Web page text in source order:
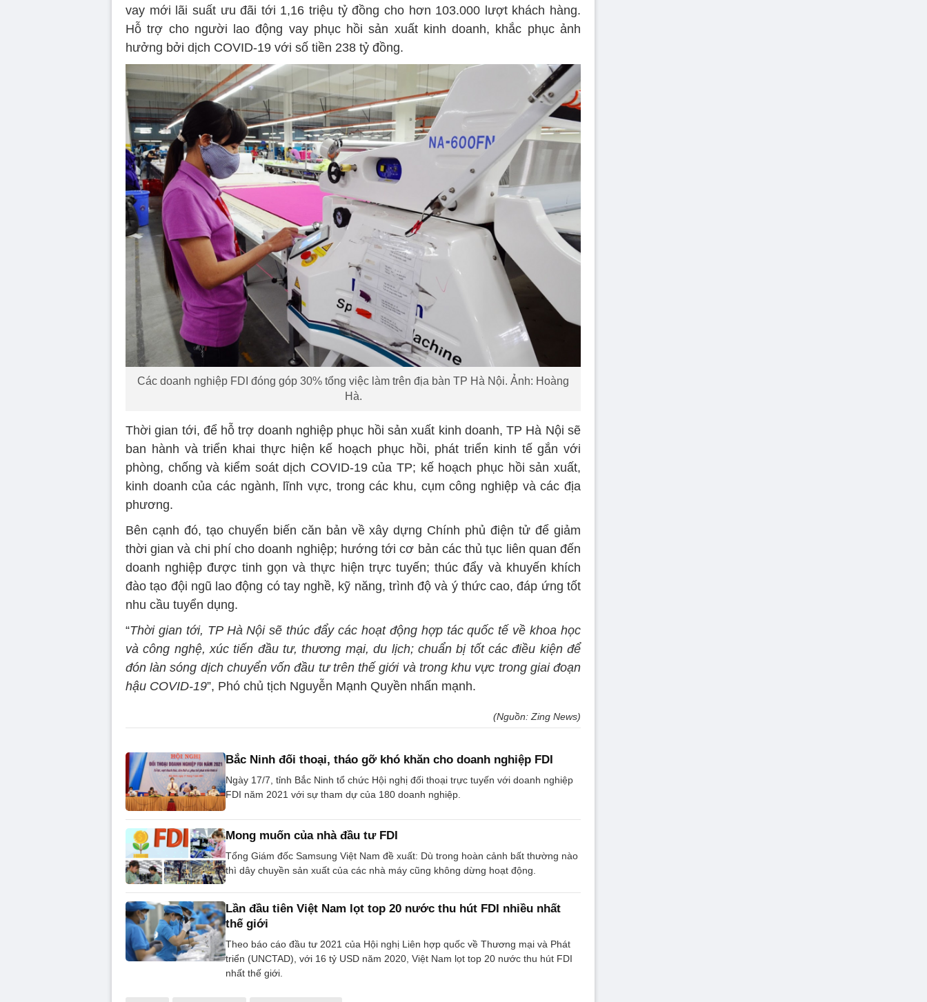
vay mới lãi suất ưu đãi tới 1,16 triệu tỷ đồng cho hơn 103.000 lượt khách hàng.
Hỗ trợ cho người lao động vay phục hồi sản xuất kinh doanh, khắc phục ảnh
hưởng bởi dịch COVID-19 với số tiền 238 tỷ đồng.
Các doanh nghiệp FDI đóng góp 30% tổng việc làm trên địa bàn TP Hà Nội. Ảnh: Hoàng
Hà.
Thời gian tới, để hỗ trợ doanh nghiệp phục hồi sản xuất kinh doanh, TP Hà Nội sẽ
ban hành và triển khai thực hiện kế hoạch phục hồi, phát triển kinh tế gắn với
phòng, chống và kiểm soát dịch COVID-19 của TP; kế hoạch phục hồi sản xuất,
kinh doanh của các ngành, lĩnh vực, trong các khu, cụm công nghiệp và các địa
phương.
Bên cạnh đó, tạo chuyển biến căn bản về xây dựng Chính phủ điện tử để giảm
thời gian và chi phí cho doanh nghiệp; hướng tới cơ bản các thủ tục liên quan đến
doanh nghiệp được tinh gọn và thực hiện trực tuyến; thúc đẩy và khuyến khích
đào tạo đội ngũ lao động có tay nghề, kỹ năng, trình độ và ý thức cao, đáp ứng tốt
nhu cầu tuyển dụng.
“Thời gian tới, TP Hà Nội sẽ thúc đẩy các hoạt động hợp tác quốc tế về khoa học
và công nghệ, xúc tiến đầu tư, thương mại, du lịch; chuẩn bị tốt các điều kiện để
đón làn sóng dịch chuyển vốn đầu tư trên thế giới và trong khu vực trong giai đoạn
hậu COVID-19”, Phó chủ tịch Nguyễn Mạnh Quyền nhấn mạnh.
(Nguồn: Zing News)
Bắc Ninh đối thoại, tháo gỡ khó khăn cho doanh nghiệp FDI
Ngày 17/7, tỉnh Bắc Ninh tổ chức Hội nghị đối thoại trực tuyến với doanh nghiệp
FDI năm 2021 với sự tham dự của 180 doanh nghiệp.
Mong muốn của nhà đầu tư FDI
Tổng Giám đốc Samsung Việt Nam đề xuất: Dù trong hoàn cảnh bất thường nào
thì dây chuyền sản xuất của các nhà máy cũng không dừng hoạt động.
Lần đầu tiên Việt Nam lọt top 20 nước thu hút FDI nhiều nhất
thế giới
Theo báo cáo đầu tư 2021 của Hội nghị Liên hợp quốc về Thương mại và Phát
triển (UNCTAD), với 16 tỷ USD năm 2020, Việt Nam lọt top 20 nước thu hút FDI
nhất thế giới.